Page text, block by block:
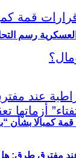
قمة كمبالا بشأن
رسم
عند مفترق طرق: